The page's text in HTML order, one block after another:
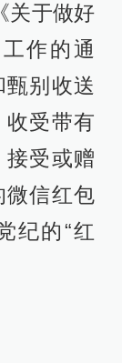
关于做好
作的通
别收送
受带有
受或赠
微信红包
纪的“红